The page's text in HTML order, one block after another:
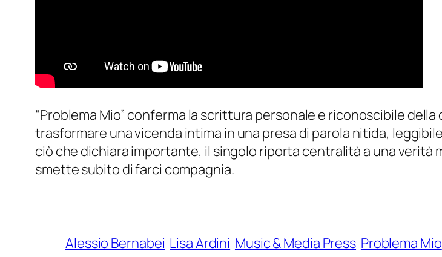
“Problema Mio” conferma la scrittura personale e riconoscibile
trasformare una vicenda intima in una presa di parola nitida,
ciò che dichiara importante, il singolo riporta centralità a una
smette subito di farci compagnia.
Alessio Bernabei Lisa Ardini Music & Media Press Problema Mio